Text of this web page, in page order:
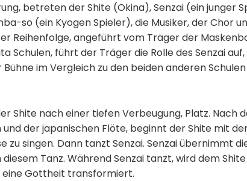
betreten der Shite (Okina), Senzai (ein junger
so (ein Kyogen Spieler), die Musiker, der Chor
Reihenfolge, angeführt vom Träger der
Schulen, führt der Träger die Rolle des Senzai
im Vergleich zu den beiden anderen
Shite nach einer tiefen Verbeugung, Platz. Nach
der japanischen Flöte, beginnt der Shite mit
zu singen. Dann tanzt Senzai. Senzai übernimmt
Tanz. Während Senzai tanzt, wird dem
eine Gottheit transformiert.